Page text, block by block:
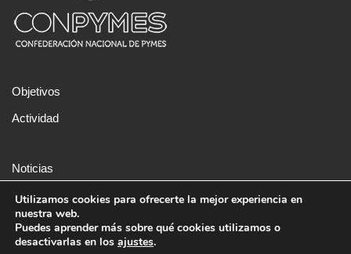
Objetivos
Actividad
Noticias
Aviso legal
Política de cookies
Sede: C/ Alejandro Ferrant, 3, Local, 28045-Madrid T. 91 737 01
Utilizamos cookies para ofrecerte la mejor experiencia en
nuestra web.
Puedes aprender más sobre qué cookies utilizamos o
desactivarlas en los ajustes.